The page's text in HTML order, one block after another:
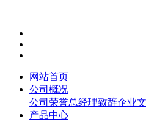
网站首页
公司概况
公司荣誉总经理致辞企业
产品中心